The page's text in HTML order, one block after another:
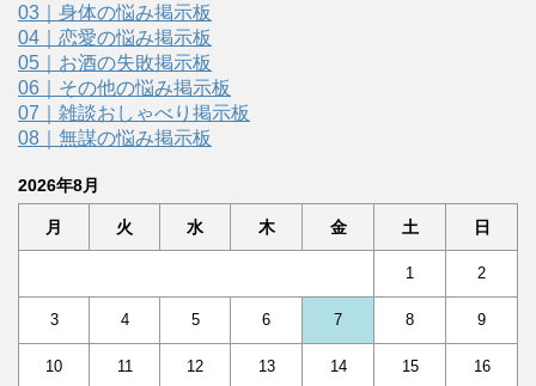
03｜身体の悩み掲示板
04｜恋愛の悩み掲示板
05｜お酒の失敗掲示板
06｜その他の悩み掲示板
07｜雑談おしゃべり掲示板
08｜無謀の悩み掲示板
2026年8月
月 火 水 木 金 土 日
1 2
3 4 5 6 7 8 9
10 11 12 13 14 15 16